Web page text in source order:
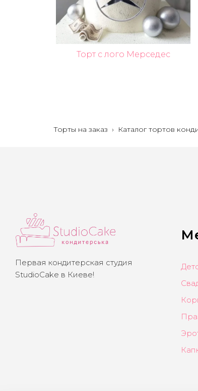
Торт с лого Мерседес
Торты на заказ › Каталог тортов
Первая кондитерская студия
StudioCake в Киеве!